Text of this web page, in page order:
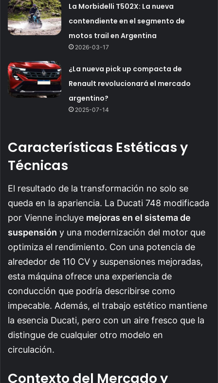
La Morbidelli T502X: La nueva
contendiente en el segmento de
motos trail en Argentina
2026-03-17
¿La nueva pick up compacta de
Renault revolucionará el mercado
argentino?
2025-07-14
Características Estéticas y
Técnicas
El resultado de la transformación no solo se
queda en la apariencia. La Ducati 748 modificada
por Vienne incluye mejoras en el sistema de
suspensión y una modernización del motor que
optimiza el rendimiento. Con una potencia de
alrededor de 110 CV y suspensiones mejoradas,
esta máquina ofrece una experiencia de
conducción que podría describirse como
impecable. Además, el trabajo estético mantiene
la esencia Ducati, pero con un aire fresco que la
distingue de cualquier otro modelo en
circulación.
Contexto del Mercado y